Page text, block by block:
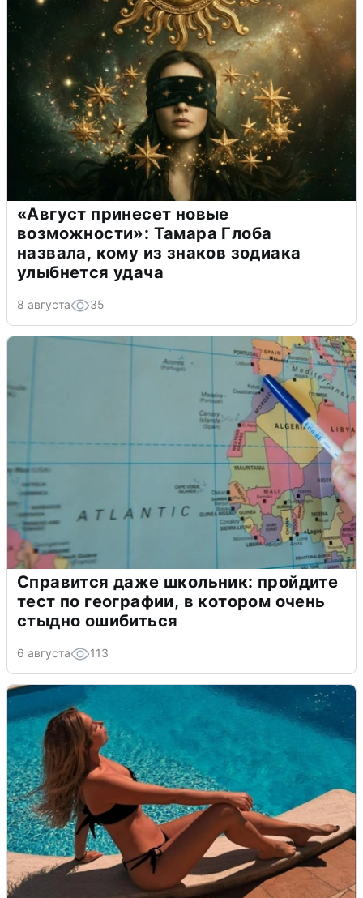
«Август принесет новые
возможности»: Тамара Глоба
назвала, кому из знаков зодиака
улыбнется удача
8 августа 35
Справится даже школьник: пройдите
тест по географии, в котором очень
стыдно ошибиться
6 августа 113